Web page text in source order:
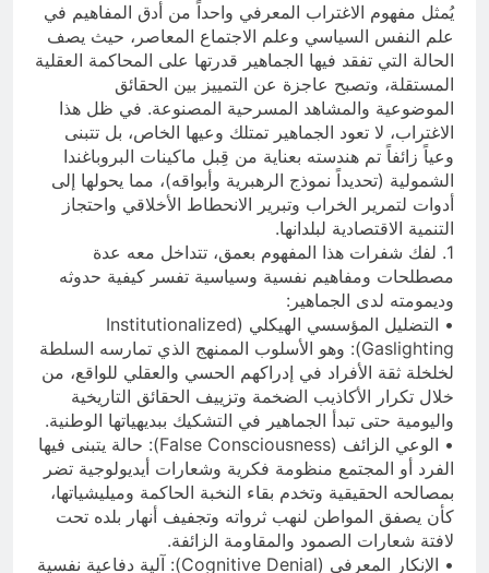
يُمثل مفهوم الاغتراب المعرفي واحداً من أدق المفاهيم في
علم النفس السياسي وعلم الاجتماع المعاصر، حيث يصف
الحالة التي تفقد فيها الجماهير قدرتها على المحاكمة العقلية
المستقلة، وتصبح عاجزة عن التمييز بين الحقائق
الموضوعية والمشاهد المسرحية المصنوعة. في ظل هذا
الاغتراب، لا تعود الجماهير تمتلك وعيها الخاص، بل تتبنى
وعياً زائفاً تم هندسته بعناية من قِبل ماكينات البروباغندا
الشمولية (تحديداً نموذج الرهبرية وأبواقه)، مما يحولها إلى
أدوات لتمرير الخراب وتبرير الانحطاط الأخلاقي واحتجاز
التنمية الاقتصادية لبلدانها.
1. لفك شفرات هذا المفهوم بعمق، تتداخل معه عدة
مصطلحات ومفاهيم نفسية وسياسية تفسر كيفية حدوثه
وديمومته لدى الجماهير:
• التضليل المؤسسي الهيكلي (Institutionalized
Gaslighting): وهو الأسلوب الممنهج الذي تمارسه السلطة
لخلخلة ثقة الأفراد في إدراكهم الحسي والعقلي للواقع، من
خلال تكرار الأكاذيب الضخمة وتزييف الحقائق التاريخية
واليومية حتى تبدأ الجماهير في التشكيك ببديهياتها الوطنية.
• الوعي الزائف (False Consciousness): حالة يتبنى فيها
الفرد أو المجتمع منظومة فكرية وشعارات أيديولوجية تضر
بمصالحه الحقيقية وتخدم بقاء النخبة الحاكمة وميليشياتها،
كأن يصفق المواطن لنهب ثرواته وتجفيف أنهار بلده تحت
لافتة شعارات الصمود والمقاومة الزائفة.
• الإنكار المعرفي (Cognitive Denial): آلية دفاعية نفسية